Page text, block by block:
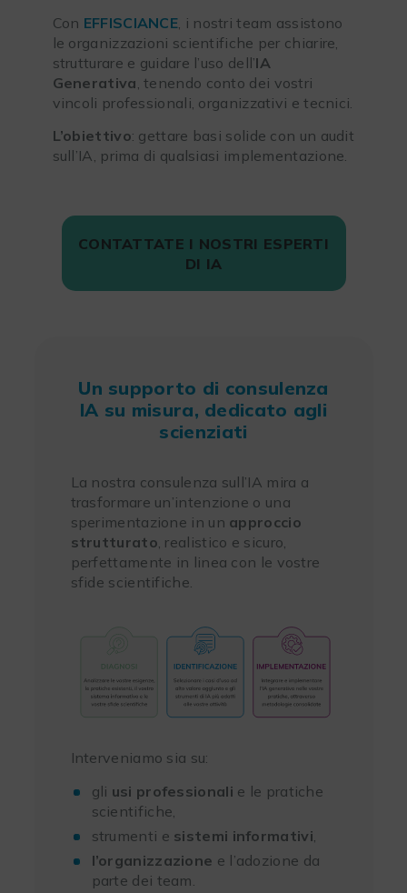
Con EFFISCIANCE, i nostri team assistono
le organizzazioni scientifiche per chiarire,
strutturare e guidare l’uso dell’IA
Generativa, tenendo conto dei vostri
vincoli professionali, organizzativi e tecnici.
L’obiettivo: gettare basi solide con un audit
sull’IA, prima di qualsiasi implementazione.
CONTATTATE I NOSTRI ESPERTI
DI IA
Un supporto di consulenza
IA su misura, dedicato agli
scienziati
La nostra consulenza sull’IA mira a
trasformare un’intenzione o una
sperimentazione in un approccio
strutturato, realistico e sicuro,
perfettamente in linea con le vostre
sfide scientifiche.
Interveniamo sia su:
gli usi professionali e le pratiche
scientifiche,
strumenti e sistemi informativi
l’organizzazione e l’adozione da
parte dei team.